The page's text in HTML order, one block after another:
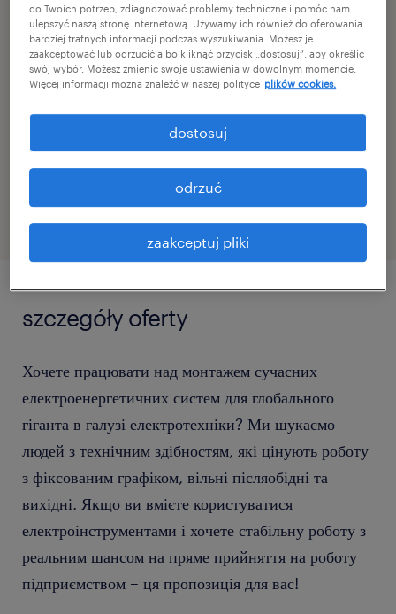
pełen etat
specjalizacja
виробництво
reference number
szczegóły oferty
Хочете працювати над монтажем сучасних
електроенергетичних систем для глобального
гіганта в галузі електротехніки? Ми шукаємо
людей з технічним здібностям, які цінують роботу
з фіксованим графіком, вільні післяобідні та
вихідні. Якщо ви вмієте користуватися
електроінструментами і хочете стабільну роботу з
реальним шансом на пряме прийняття на роботу
підприємством – ця пропозиція для вас!
do Twoich potrzeb, zdiagnozować problemy techniczne i pomóc nam
ulepszyć naszą stronę internetową. Używamy ich również do oferowania
bardziej trafnych informacji podczas wyszukiwania. Możesz je
zaakceptować lub odrzucić albo kliknąć przycisk „dostosuj”, aby określić
swój wybór. Możesz zmienić swoje ustawienia w dowolnym momencie.
Więcej informacji można znaleźć w naszej polityce plików cookies.
zaakceptuj pliki
odrzuć
dostosuj